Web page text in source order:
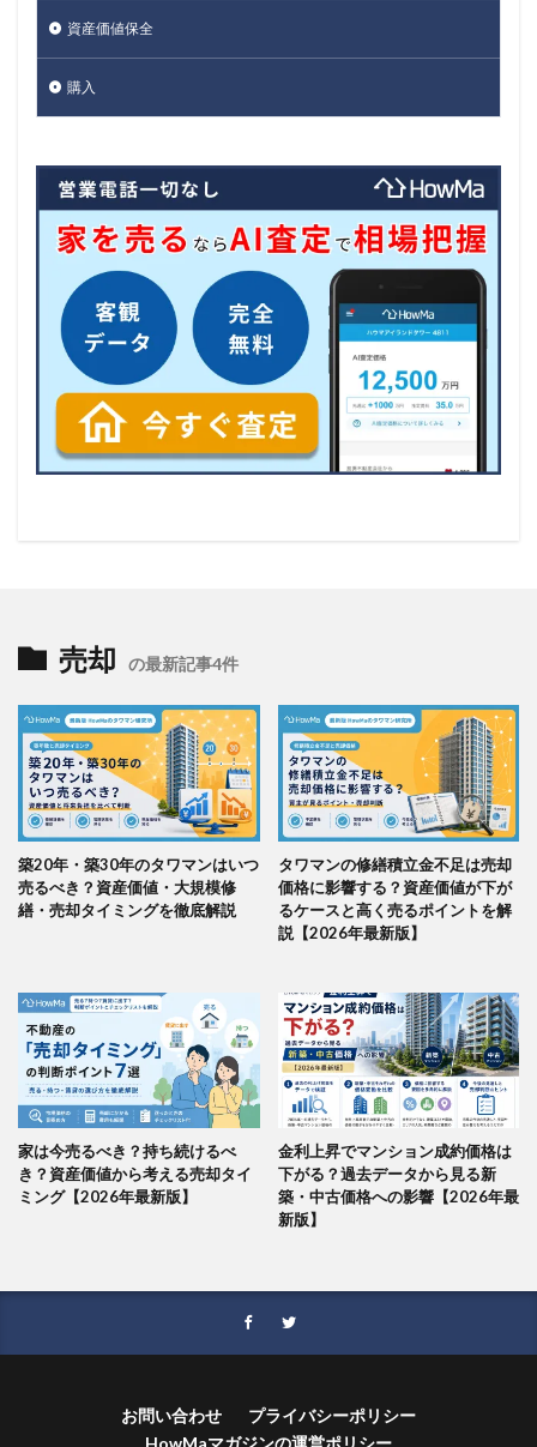
資産価値保全
購入
売却 の最新記事4件
築20年・築30年のタワマンはいつ
売るべき？資産価値・大規模修
繕・売却タイミングを徹底解説
タワマンの修繕積立金不足は売却
価格に影響する？資産価値が下が
るケースと高く売るポイントを解
説【2026年最新版】
家は今売るべき？持ち続けるべ
き？資産価値から考える売却タイ
ミング【2026年最新版】
金利上昇でマンション成約価格は
下がる？過去データから見る新
築・中古価格への影響【2026年最
新版】
お問い合わせ
プライバシーポリシー
HowMaマガジンの運営ポリシー